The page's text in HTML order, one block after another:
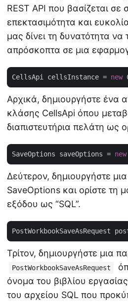
REST API που βασίζεται σε
επεκτασιμότητα και
μας δίνει τη δυνατότητα
απρόσκοπτα σε μια
CellsApi cellsInstance = new
Αρχικά, δημιουργήστε ένα
κλάσης CellsApi όπου
διαπιστευτήρια πελάτη ως
SaveOptions saveOptions = new
Δεύτερον, δημιουργήστε
SaveOptions και ορίστε τη
εξόδου ως “SQL”.
PostWorkbookSaveAsRequest
Τρίτον, δημιουργήστε μια
PostWorkbookSaveAsRequest
όνομα του βιβλίου
του αρχείου SQL που